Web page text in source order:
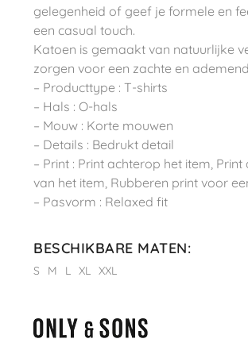
gelegenheid of geef je formele en
een casual touch.
Katoen is gemaakt van natuurlijke
zorgen voor een zachte en
– Producttype : T-shirts
– Hals : O-hals
– Mouw : Korte mouwen
– Details : Bedrukt detail
– Print : Print achterop het item,
van het item, Rubberen print voor
– Pasvorm : Relaxed fit
BESCHIKBARE MATEN:
S M L XL XXL